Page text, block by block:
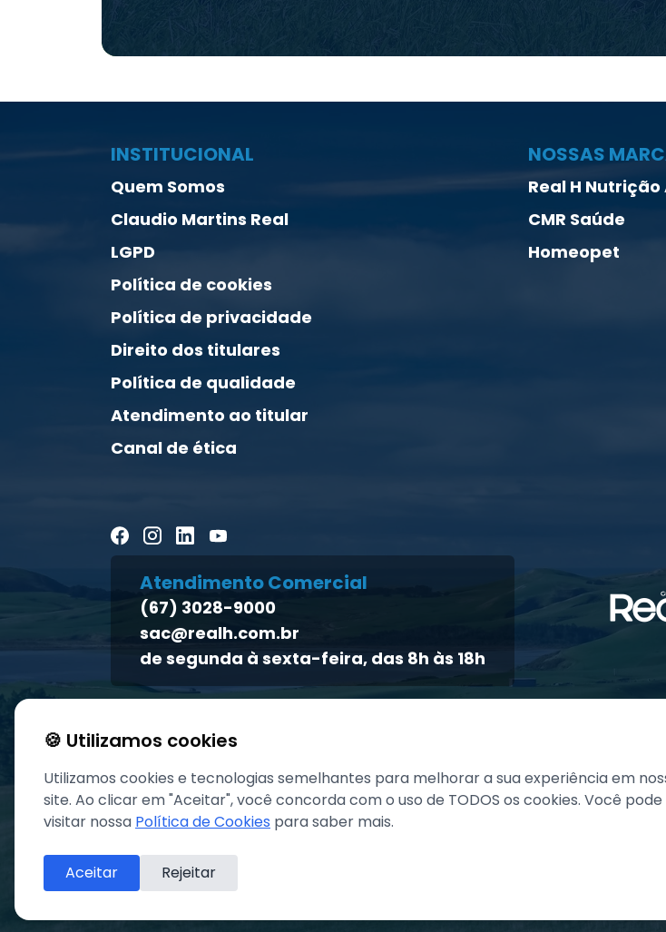
INSTITUCIONAL
Quem Somos
Claudio Martins Real
LGPD
Política de cookies
Política de privacidade
Direito dos titulares
Política de qualidade
Atendimento ao titular
Canal de ética
NOSSAS
Real H
CMR Saúde
Homeopet
Atendimento Comercial
(67) 3028-9000
sac@realh.com.br
de segunda à sexta-feira, das 8h às 18h
Grupo REAL. Todos os
🍪 Utilizamos cookies
Utilizamos cookies e tecnologias semelhantes para melhorar a sua experiência em
site. Ao clicar em "Aceitar", você concorda com o uso de TODOS os cookies. Você pode
visitar nossa Política de Cookies para saber mais.
Aceitar Rejeitar